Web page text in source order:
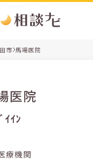
市 馬場医院
医院
ｲｲﾝ
療機関